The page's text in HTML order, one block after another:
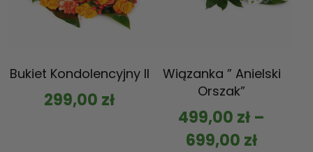
Bukiet Kondolencyjny II
299,00 zł
Wiązanka ” Anielski
Orszak”
499,00 zł –
699,00 zł